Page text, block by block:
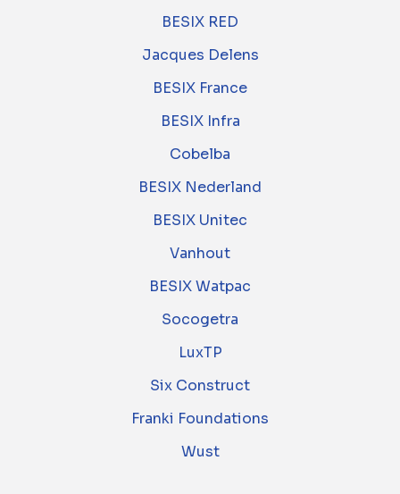
BESIX RED
Jacques Delens
BESIX France
BESIX Infra
Cobelba
BESIX Nederland
BESIX Unitec
Vanhout
BESIX Watpac
Socogetra
LuxTP
Six Construct
Franki Foundations
Wust